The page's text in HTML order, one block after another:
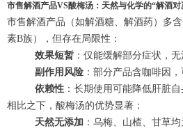
市售解酒产品VS酸梅汤：天然与化学的“解酒对
市售解酒产品（如解酒糖、解酒药）多
素B族），但存在局限性：
效果短暂 ：仅能缓解部分症状，无
副作用风险 ：部分产品含咖啡因
依赖性 ：长期使用可能降低肝脏自
相比之下，酸梅汤的优势显著：
天然无添加 ：乌梅、山楂、甘草